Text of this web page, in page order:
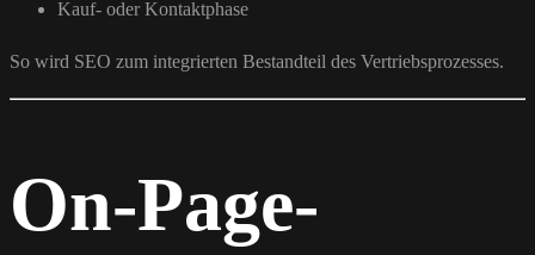
Kauf- oder Kontaktphase
So wird SEO zum integrierten Bestandteil des Vertriebsprozesses.
On-Page-